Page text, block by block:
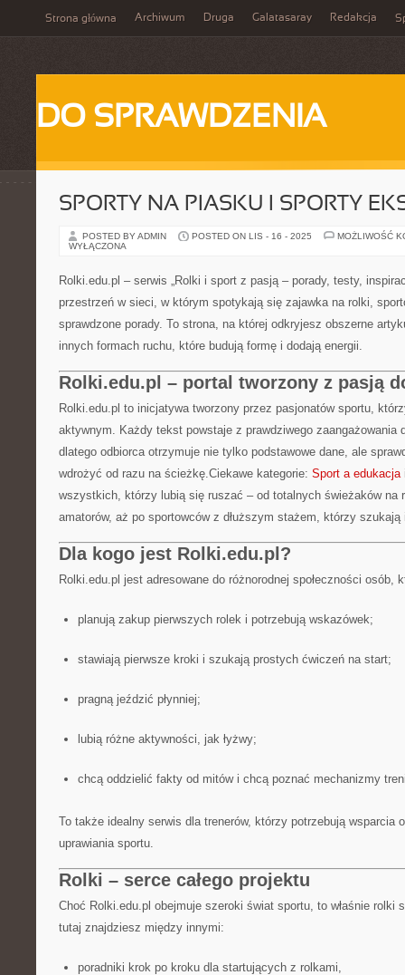
Strona główna Archiwum Druga Galatasaray Redakcja
DO SPRAWDZENIA
SPORTY NA PIASKU I SPORTY
POSTED BY ADMIN POSTED ON LIS - 16 - 2025
MOŻLIWOŚĆ
WYŁĄCZONA
Rolki.edu.pl – serwis „Rolki i sport z pasją – porady, testy,
przestrzeń w sieci, w którym spotykają się zajawka na rolki,
sprawdzone porady. To strona, na której odkryjesz obszerne
innych formach ruchu, które budują formę i dodają energii.
Rolki.edu.pl – portal tworzony z pasją
Rolki.edu.pl to inicjatywa tworzony przez pasjonatów sportu,
aktywnym. Każdy tekst powstaje z prawdziwego zaangażowania
dlatego odbiorca otrzymuje nie tylko podstawowe dane, ale
wdrożyć od razu na ścieżkę.Ciekawe kategorie: Sport a edukacja
wszystkich, którzy lubią się ruszać – od totalnych świeżaków na
amatorów, aż po sportowców z dłuższym stażem, którzy szukają
Dla kogo jest Rolki.edu.pl?
Rolki.edu.pl jest adresowane do różnorodnej społeczności osób,
planują zakup pierwszych rolek i potrzebują wskazówek;
stawiają pierwsze kroki i szukają prostych ćwiczeń na start;
pragną jeździć płynniej;
lubią różne aktywności, jak łyżwy;
chcą oddzielić fakty od mitów i chcą poznać mechanizmy
To także idealny serwis dla trenerów, którzy potrzebują wsparcia
uprawiania sportu.
Rolki – serce całego projektu
Choć Rolki.edu.pl obejmuje szeroki świat sportu, to właśnie rolki
tutaj znajdziesz między innymi:
poradniki krok po kroku dla startujących z rolkami,